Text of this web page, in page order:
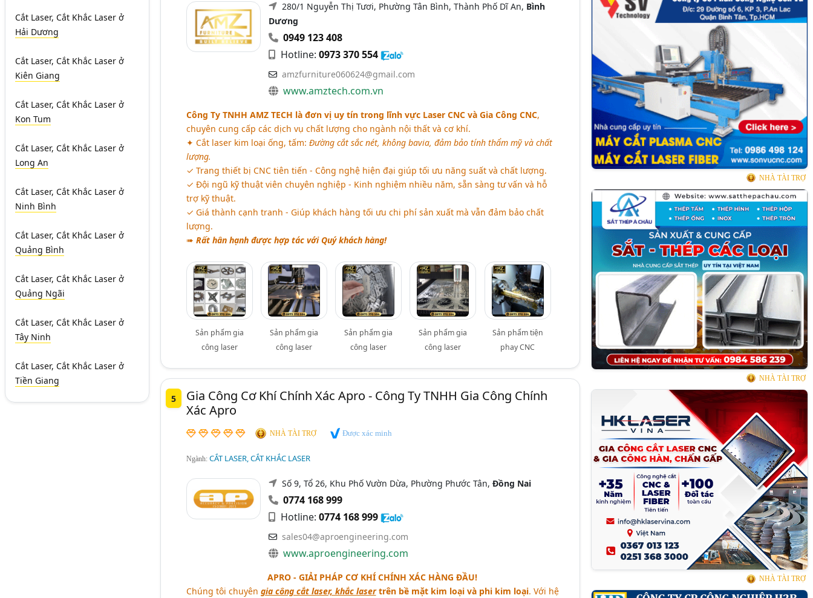
Cắt Laser, Cắt Khắc Laser ở
Hải Dương
Cắt Laser, Cắt Khắc Laser ở
Kiên Giang
Cắt Laser, Cắt Khắc Laser ở
Kon Tum
Cắt Laser, Cắt Khắc Laser ở
Long An
Cắt Laser, Cắt Khắc Laser ở
Ninh Bình
Cắt Laser, Cắt Khắc Laser ở
Quảng Bình
Cắt Laser, Cắt Khắc Laser ở
Quảng Ngãi
Cắt Laser, Cắt Khắc Laser ở
Tây Ninh
Cắt Laser, Cắt Khắc Laser ở
Tiền Giang
280/1 Nguyễn Thị Tươi, Phường Tân Bình, Thành Phố Dĩ An, Bình
Dương
0949 123 408
Hotline: 0973 370 554
amzfurniture060624@gmail.com
www.amztech.com.vn
Công Ty TNHH AMZ TECH là đơn vị uy tín trong lĩnh vực Laser CNC và Gia Công CNC,
chuyên cung cấp các dịch vụ chất lượng cho ngành nội thất và cơ khí.
✦ Cắt laser kim loại ống, tấm: Đường cắt sắc nét, không bavia, đảm bảo tính thẩm mỹ và chất
lượng.
✓ Trang thiết bị CNC tiên tiến - Công nghệ hiện đại giúp tối ưu năng suất và chất lượng.
✓ Đội ngũ kỹ thuật viên chuyên nghiệp - Kinh nghiệm nhiều năm, sẵn sàng tư vấn và hỗ
trợ kỹ thuật.
✓ Giá thành cạnh tranh - Giúp khách hàng tối ưu chi phí sản xuất mà vẫn đảm bảo chất
lượng.
➠ Rất hân hạnh được hợp tác với Quý khách hàng!
Sản phẩm gia
công laser
Sản phẩm gia
công laser
Sản phẩm gia
công laser
Sản phẩm gia
công laser
Sản phẩm tiện
phay CNC
5
Gia Công Cơ Khí Chính Xác Apro - Công Ty TNHH Gia Công Chính
Xác Apro
NHÀ TÀI TRỢ Được xác minh
Ngành: CẮT LASER, CẮT KHẮC LASER
Số 9, Tổ 26, Khu Phố Vườn Dừa, Phường Phước Tân, Đồng Nai
0774 168 999
Hotline: 0774 168 999
sales04@aproengineering.com
www.aproengineering.com
APRO - GIẢI PHÁP CƠ KHÍ CHÍNH XÁC HÀNG ĐẦU!
Chúng tôi chuyên gia công cắt laser, khắc lasertrên bề mặt kim loại và phi kim loại. Với hệ
NHÀ TÀI TRỢ
NHÀ TÀI TRỢ
NHÀ TÀI TRỢ